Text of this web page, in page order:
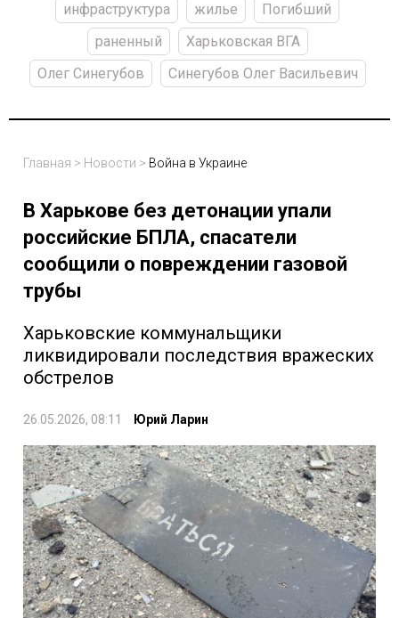
инфраструктура
жилье
Погибший
раненный
Харьковская ВГА
Олег Синегубов
Синегубов Олег Васильевич
Главная > Новости > Война в Украине
В Харькове без детонации упали
российские БПЛА, спасатели
сообщили о повреждении газовой
трубы
Харьковские коммунальщики
ликвидировали последствия вражеских
обстрелов
26.05.2026, 08:11 Юрий Ларин